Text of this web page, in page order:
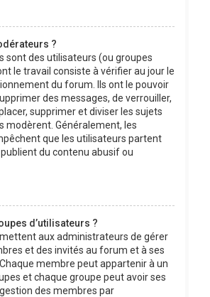
?
sont des utilisateurs (ou groupes
le travail consiste à vérifier au jour le
du forum. Ils ont le pouvoir
des messages, de verrouiller,
supprimer et diviser les sujets
modèrent. Généralement, les
que les utilisateurs partent
du contenu abusif ou
d’utilisateurs ?
aux administrateurs de gérer
et des invités au forum et à ses
membre peut appartenir à un
et chaque groupe peut avoir ses
des membres par